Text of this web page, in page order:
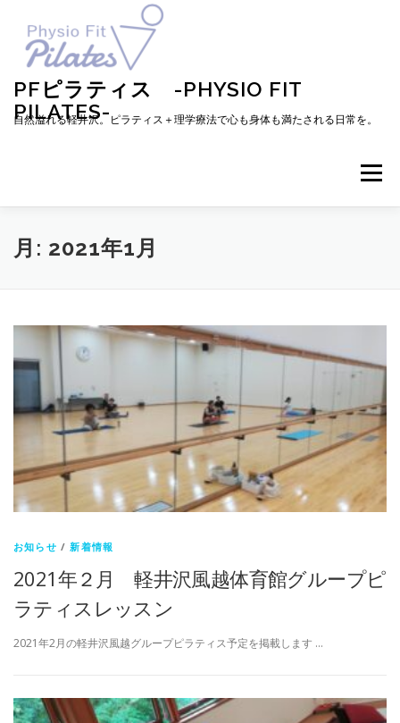
PFピラティス -PHYSIO FIT
PILATES-
自然溢れる軽井沢。ピラティス＋理学療法で心も身体も満たされる日常を。
メニュー
TOP お知らせ
ブログ
月: 2021年1月
お知らせ /新着情報
2021年２月 軽井沢風越体育館グループピ
ラティスレッスン
2021年2月の軽井沢風越グループピラティス予定を掲載します …